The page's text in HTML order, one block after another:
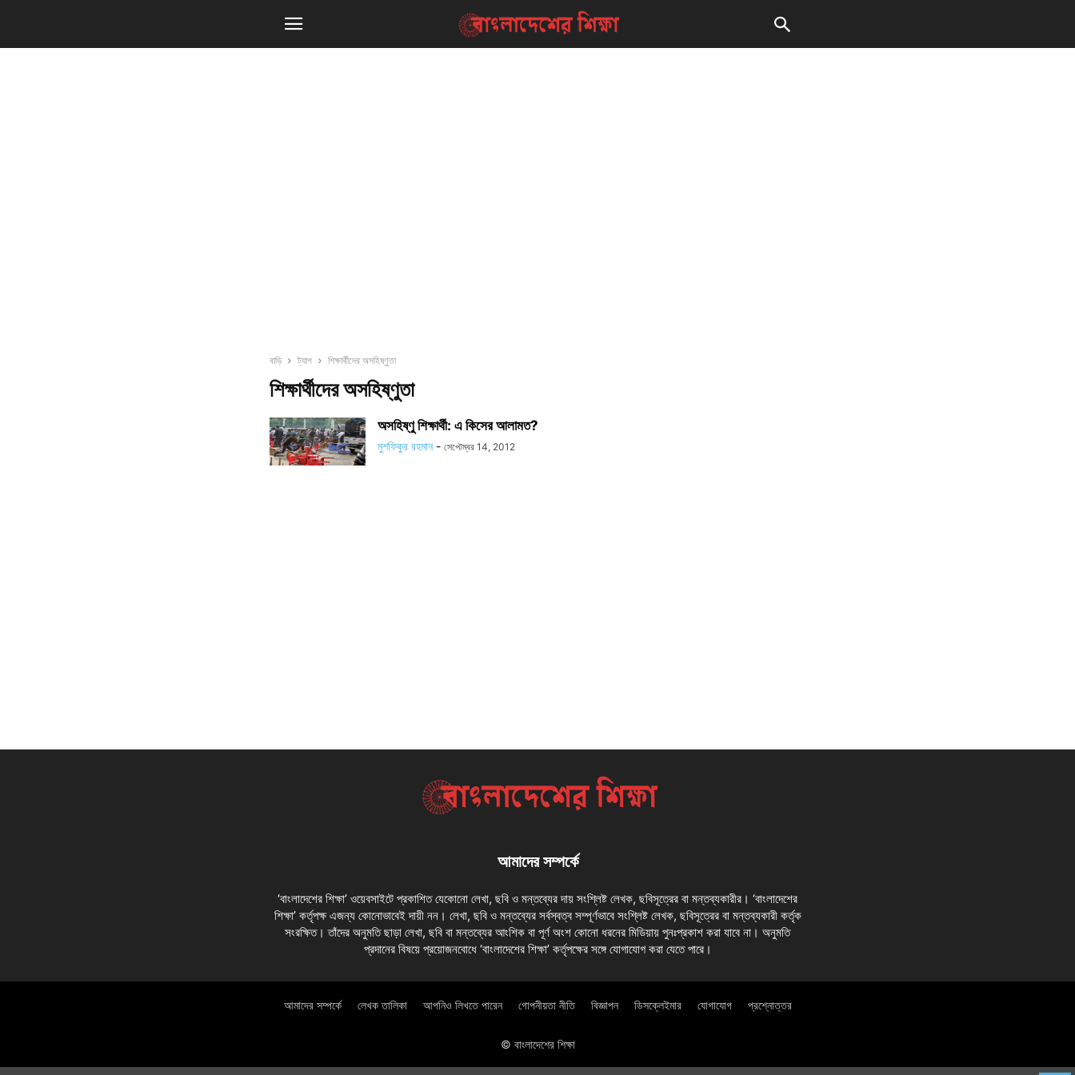
বাড়ি ট্যাগ শিক্ষার্থীদের অসহিষ্ণুতা
শিক্ষার্থীদের অসহিষ্ণুতা
অসহিষ্ণু শিক্ষার্থী: এ কিসের আলামত?
মুশফিকুর রহমান - সেপ্টেম্বর 14, 2012
আমাদের সম্পর্কে
‘বাংলাদেশের শিক্ষা’ ওয়েবসাইটে প্রকাশিত যেকোনো লেখা, ছবি ও মন্তব্যের দায় সংশ্লিষ্ট লেখক, ছবিসূত্রের বা মন্তব্যকারীর। ‘বাংলাদেশের
শিক্ষা’ কর্তৃপক্ষ এজন্য কোনোভাবেই দায়ী নন। লেখা, ছবি ও মন্তব্যের সর্বস্বত্ব সম্পূর্ণভাবে সংশ্লিষ্ট লেখক, ছবিসূত্রের বা মন্তব্যকারী কর্তৃক
সংরক্ষিত। তাঁদের অনুমতি ছাড়া লেখা, ছবি বা মন্তব্যের আংশিক বা পূর্ণ অংশ কোনো ধরনের মিডিয়ায় পুনঃপ্রকাশ করা যাবে না। অনুমতি
প্রদানের বিষয়ে প্রয়োজনবোধে ‘বাংলাদেশের শিক্ষা’ কর্তৃপক্ষের সঙ্গে যোগাযোগ করা যেতে পারে।
আমাদের সম্পর্কে লেখক তালিকা আপনিও লিখতে পারেন গোপনীয়তা নীতি বিজ্ঞাপন ডিসক্লেইমার যোগাযোগ প্রশ্নোত্তর
© বাংলাদেশের শিক্ষা